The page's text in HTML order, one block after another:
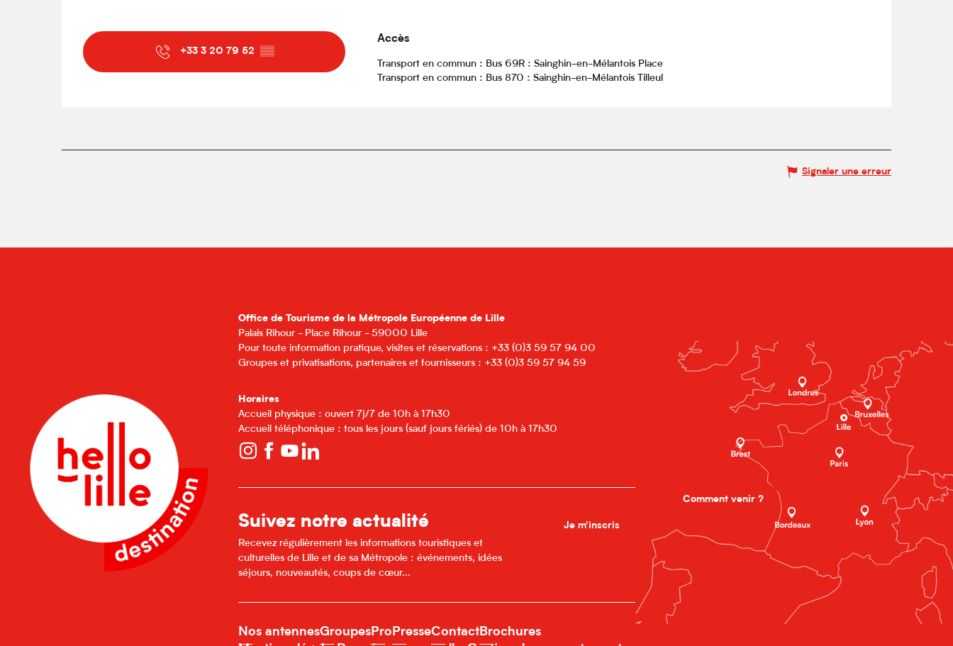
+33 3 20 79 52 ▒▒
Accès
Accès
Transport en commun : Bus 69R : Sainghin-en-Mélantois Place
Transport en commun : Bus 870 : Sainghin-en-Mélantois Tilleul
Signaler une erreur
Office de Tourisme de la Métropole Européenne de Lille
Palais Rihour - Place Rihour - 59000 Lille
Pour toute information pratique, visites et réservations : +33 (0)3 59 57 94 00
Groupes et privatisations, partenaires et fournisseurs : +33 (0)3 59 57 94 59
Horaires
Accueil physique : ouvert 7j/7 de 10h à 17h30
Accueil téléphonique : tous les jours (sauf jours fériés) de 10h à 17h30
Suivez notre actualité
Recevez régulièrement les informations touristiques et
culturelles de Lille et de sa Métropole : événements, idées
séjours, nouveautés, coups de cœur...
Je m'inscris
Nos antennesGroupes Pro PresseContactBrochures
Comment venir ?